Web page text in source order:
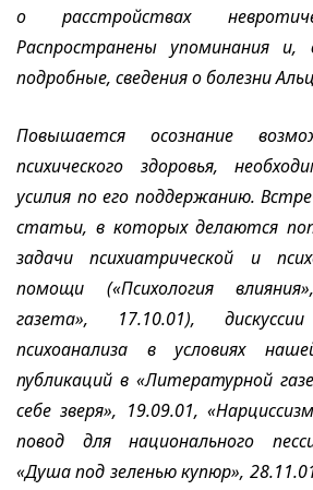
о расстройствах
Распространены упоминания и,
подробные, сведения о болезни
Повышается осознание
психического здоровья,
усилия по его поддержанию.
статьи, в которых делаются
задачи психиатрической и
помощи («Психология
газета», 17.10.01),
психоанализа в условиях
публикаций в «Литературной
себе зверя», 19.09.01,
повод для национального
«Душа под зеленью купюр»,